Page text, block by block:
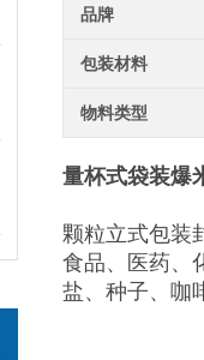
品牌
包装材料
物料类型
量杯式袋装爆
颗粒立式包装
食品、医药、
盐、种子、咖